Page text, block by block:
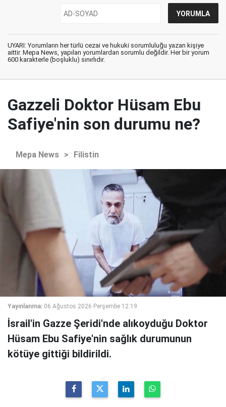
UYARI: Yorumların her türlü cezai ve hukuki sorumluluğu yazan kişiye
aittir. Mepa News, yapılan yorumlardan sorumlu değildir. Her bir yorum
600 karakterle (boşluklu) sınırlıdır.
Gazzeli Doktor Hüsam Ebu
Safiye'nin son durumu ne?
Mepa News > Filistin
Yayınlanma: 06 Ağustos 2026 Perşembe 12:19
İsrail'in Gazze Şeridi'nde alıkoyduğu Doktor
Hüsam Ebu Safiye'nin sağlık durumunun
kötüye gittiği bildirildi.